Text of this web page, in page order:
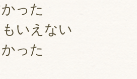
った
いえない
った